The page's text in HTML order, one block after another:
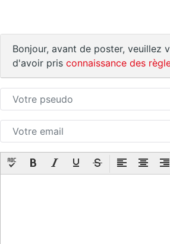
Bonjour, avant de poster, veuillez
d'avoir pris connaissance des